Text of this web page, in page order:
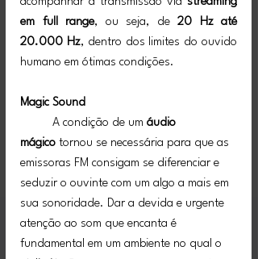
em full range, ou seja, de 20 Hz até
20.000 Hz, dentro dos limites do ouvido
humano em ótimas condições.
Magic Sound
	A condição de um
áudio
mágico tornou se necessária para que as
emissoras FM consigam se diferenciar e
seduzir o ouvinte com um algo a mais em
sua sonoridade. Dar a devida e urgente
atenção ao som que encanta é
fundamental em um ambiente no qual o